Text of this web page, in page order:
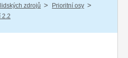
zdrojů / Prioritní osy /
2.2